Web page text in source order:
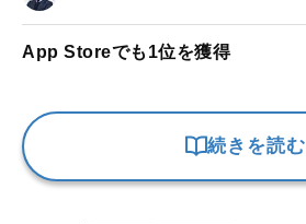
App Storeでも1位を獲得
続きを読む